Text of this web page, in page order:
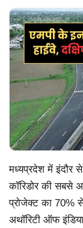
मध्यप्रदेश में इंदौर
कॉरिडोर की सबसे
प्रोजेक्ट का 70%
अथॉरिटी ऑफ